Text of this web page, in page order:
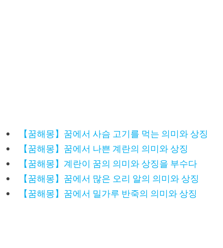
【꿈해몽】꿈에서 사슴 고기를 먹는 의미와 상징
【꿈해몽】꿈에서 나쁜 계란의 의미와 상징
【꿈해몽】계란이 꿈의 의미와 상징을 부수다
【꿈해몽】꿈에서 많은 오리 알의 의미와 상징
【꿈해몽】꿈에서 밀가루 반죽의 의미와 상징